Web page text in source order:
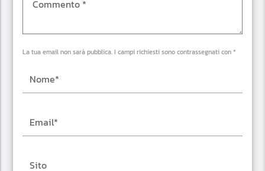
La tua email non sarà pubblica. I campi richiesti sono contrassegnati con *